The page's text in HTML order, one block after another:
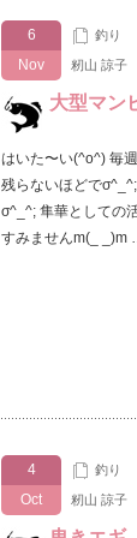
6
Nov
釣り
籾山 諒子
大型マン
はいた〜い(^o^) 毎
残らないほどで
σ^_^; 隼華としての
すみませんm(_ _)m
4
Oct
釣り
籾山 諒子